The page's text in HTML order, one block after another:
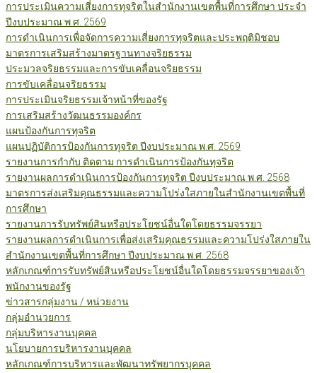
การประเมินความเสี่ยงการทุจริตในสำนักงานเขตพื้นที่การศึกษา ประจำ
ปีงบประมาณ พ.ศ. 2569
การดำเนินการเพื่อจัดการความเสี่ยงการทุจริตและประพฤติมิชอบ
มาตรการเสริมสร้างมาตรฐานทางจริยธรรม
ประมวลจริยธรรมและการขับเคลื่อนจริยธรรม
การขับเคลื่อนจริยธรรม
การประเมินจริยธรรมเจ้าหน้าที่ของรัฐ
การเสริมสร้างวัฒนธรรมองค์กร
แผนป้องกันการทุจริต
แผนปฏิบัติการป้องกันการทุจริต ปีงบประมาณ พ.ศ. 2569
รายงานการกำกับ ติดตาม การดำเนินการป้องกันทุจริต
รายงานผลการดำเนินการป้องกันการทุจริต ปีงบประมาณ พ.ศ. 2568
มาตรการส่งเสริมคุณธรรมและความโปร่งใสภายในสำนักงานเขตพื้นที่
การศึกษา
รายงานการรับทรัพย์สินหรือประโยชน์อื่นใดโดยธรรมจรรยา
รายงานผลการดำเนินการเพื่อส่งเสริมคุณธรรมและความโปร่งใสภายใน
สำนักงานเขตพื้นที่การศึกษา ปีงบประมาณ พ.ศ. 2568
หลักเกณฑ์การรับทรัพย์สินหรือประโยชน์อื่นใดโดยธรรมจรรยาของเจ้า
พนักงานของรัฐ
ข่าวสารกลุ่มงาน / หน่วยงาน
กลุ่มอำนวยการ
กลุ่มบริหารงานบุคคล
นโยบายการบริหารงานบุคคล
หลักเกณฑ์การบริหารและพัฒนาทรัพยากรบุคคล